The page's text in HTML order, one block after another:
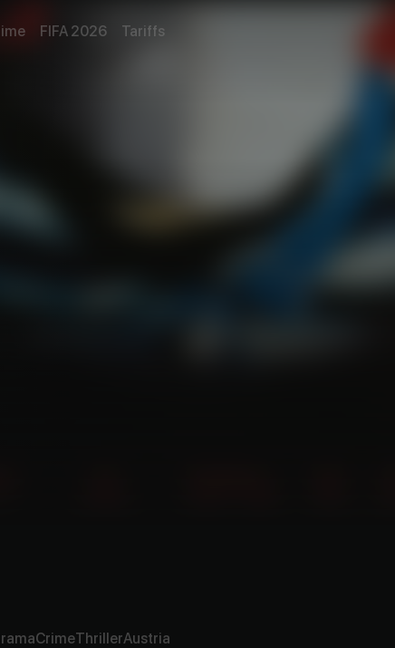
FIFA 2026 Tariffs
CrimeThrillerAustria